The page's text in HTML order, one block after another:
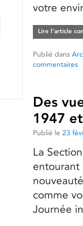
votre
Lire l’article
Publié dans
commentaires
Des
1947
Publié le 23
La
entourant
comme
Journée